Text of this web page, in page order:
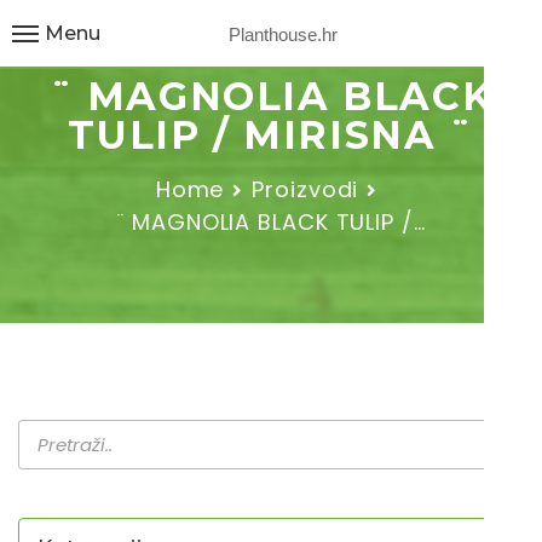
Planthouse.hr
Menu
¨ MAGNOLIA BLACK
TULIP / MIRISNA ¨
Home
Proizvodi
¨ MAGNOLIA BLACK TULIP /…